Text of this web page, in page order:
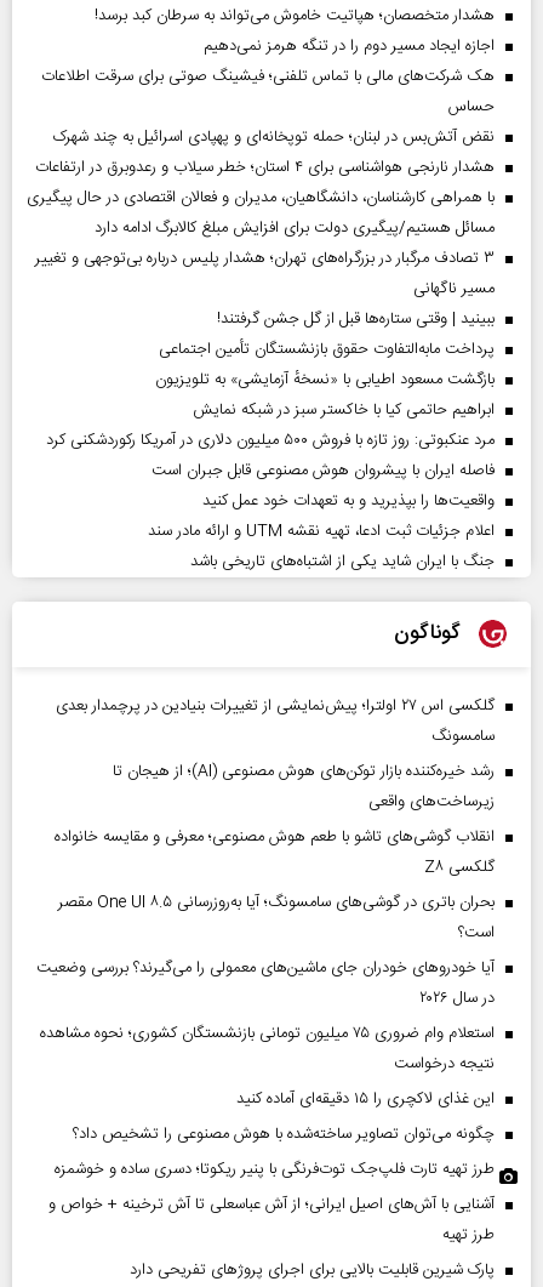
هشدار متخصصان؛ هپاتیت خاموش می‌تواند به سرطان کبد برسد!
اجازه ایجاد مسیر دوم را در تنگه هرمز نمی‌دهیم
هک شرکت‌های مالی با تماس تلفنی؛ فیشینگ صوتی برای سرقت اطلاعات
حساس
نقض آتش‌بس در لبنان؛ حمله توپخانه‌ای و پهپادی اسرائیل به چند شهرک
هشدار نارنجی هواشناسی برای ۴ استان؛ خطر سیلاب و رعدوبرق در ارتفاعات
با همراهی کارشناسان، دانشگاهیان، مدیران و فعالان اقتصادی در حال پیگیری
مسائل هستیم/پیگیری دولت برای افزایش مبلغ کالابرگ ادامه دارد
۳ تصادف مرگبار در بزرگراه‌های تهران؛ هشدار پلیس درباره بی‌توجهی و تغییر
مسیر ناگهانی
ببینید | وقتی ستاره‌ها قبل از گل جشن گرفتند!
پرداخت مابه‌التفاوت حقوق بازنشستگان تأمین اجتماعی
بازگشت مسعود اطیابی با «نسخهٔ آزمایشی» به تلویزیون
ابراهیم حاتمی کیا با خاکستر سبز در شبکه نمایش
مرد عنکبوتی: روز تازه با فروش ۵۰۰ میلیون دلاری در آمریکا رکوردشکنی کرد
فاصله ایران با پیشرو‌ان هوش مصنوعی قابل جبران است
واقعیت‌ها را بپذیرید و به تعهدات خود عمل کنید
اعلام جزئیات ثبت ادعا، تهیه نقشه UTM و ارائه مادر سند
جنگ با ایران شاید یکی از اشتباه‌های تاریخی باشد
گوناگون
گلکسی اس ۲۷ اولترا؛ پیش‌نمایشی از تغییرات بنیادین در پرچمدار بعدی
سامسونگ
رشد خیره‌کننده بازار توکن‌های هوش مصنوعی (AI)؛ از هیجان تا
زیرساخت‌های واقعی
انقلاب گوشی‌های تاشو‌ با طعم هوش مصنوعی؛ معرفی و مقایسه خانواده
گلکسی Z۸
بحران باتری در گوشی‌های سامسونگ؛ آیا به‌روزرسانی One UI ۸.۵ مقصر
است؟
آیا خودروهای خودران جای ماشین‌های معمولی را می‌گیرند؟ بررسی وضعیت
در سال ۲۰۲۶
استعلام وام ضروری ۷۵ میلیون تومانی بازنشستگان کشوری؛ نحوه مشاهده
نتیجه درخواست
این غذای لاکچری را ۱۵ دقیقه‌ای آماده کنید
چگونه می‌توان تصاویر ساخته‌شده با هوش مصنوعی را تشخیص داد؟
طرز تهیه تارت فلپ‌جک توت‌فرنگی با پنیر ریکوتا؛ دسری ساده و خوشمزه
آشنایی با آش‌های اصیل ایرانی؛ از آش عباسعلی تا آش ترخینه + خواص و
طرز تهیه
پارک شیرین قابلیت‌ بالایی برای اجرای پروژهای تفریحی دارد